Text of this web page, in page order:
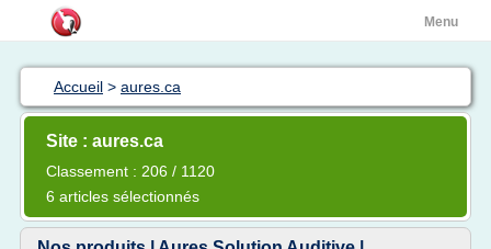
Menu
Accueil > aures.ca
Site : aures.ca
Classement : 206 / 1120
6 articles sélectionnés